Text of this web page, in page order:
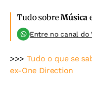
Tudo sobreMúsica
Entre no canal do
>>> Tudo o que se
ex-One Direction